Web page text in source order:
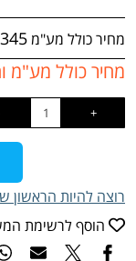
מחיר כולל מע"מ345
מחיר כולל מע"מ
רוצה להיות הראשון
הוסף לרשימת